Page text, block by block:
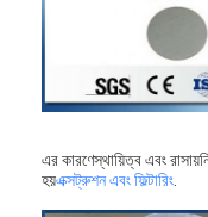
বাড়ি
এর কারণেস্থায়িত্ব এবং
হয়এক্সট্রুশন এবং ফিল্টারিং